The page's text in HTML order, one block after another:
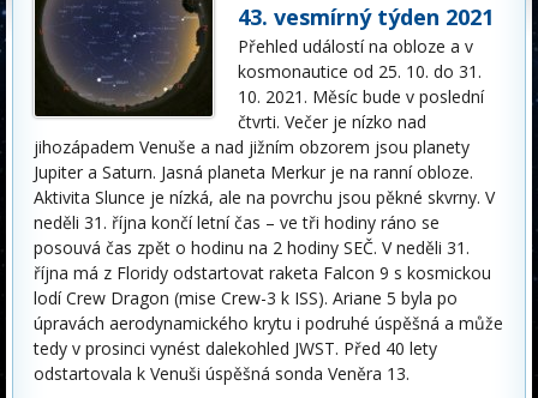
43. vesmírný týden 2021
Přehled událostí na obloze a v
kosmonautice od 25. 10. do 31.
10. 2021. Měsíc bude v poslední
čtvrti. Večer je nízko nad
jihozápadem Venuše a nad jižním obzorem jsou planety
Jupiter a Saturn. Jasná planeta Merkur je na ranní obloze.
Aktivita Slunce je nízká, ale na povrchu jsou pěkné skvrny. V
neděli 31. října končí letní čas – ve tři hodiny ráno se
posouvá čas zpět o hodinu na 2 hodiny SEČ. V neděli 31.
října má z Floridy odstartovat raketa Falcon 9 s kosmickou
lodí Crew Dragon (mise Crew-3 k ISS). Ariane 5 byla po
úpravách aerodynamického krytu i podruhé úspěšná a může
tedy v prosinci vynést dalekohled JWST. Před 40 lety
odstartovala k Venuši úspěšná sonda Veněra 13.